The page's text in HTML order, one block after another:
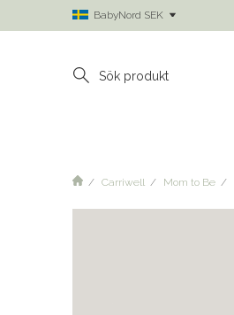
BabyNord SEK
Carriwell Mom to Be